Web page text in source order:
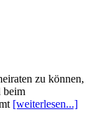
zu können,
beim
[weiterlesen...]